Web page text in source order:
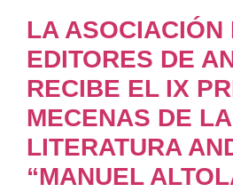
LA ASOCIACIÓN
EDITORES DE
RECIBE EL IX
MECENAS DE LA
LITERATURA
“MANUEL